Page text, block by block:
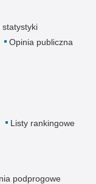
Opinia publiczna
Listy rankingowe
podprogowe